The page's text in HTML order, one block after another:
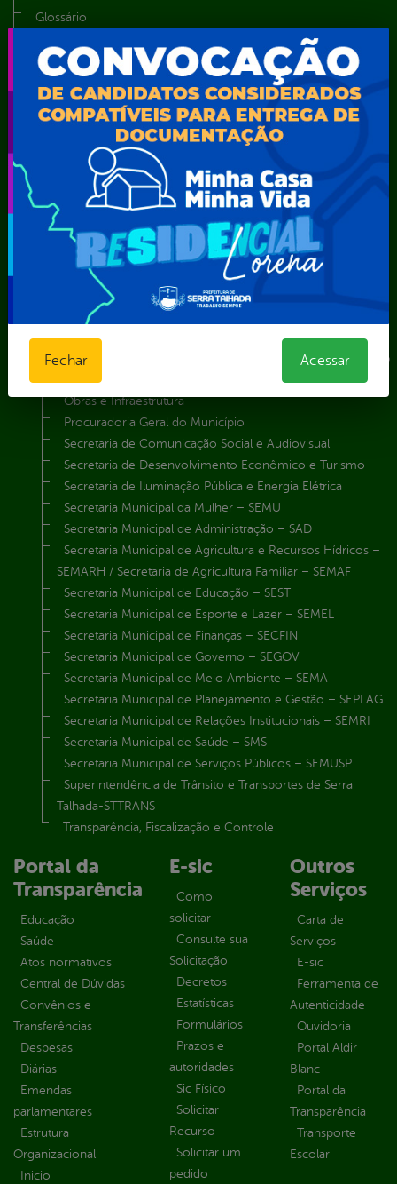
Glossário
Resultado de Exames
Telefones Úteis
TV Web
Vice-Prefeito
Secretarias
Agência Municipal de Meio Ambiente – AMMA
Assistência Social e Cidadania
Autarquia Educacional de Serra Talhada – AESET
Comando da Guarda Municipal-CGM
Diretoria da Defesa Civil
FUNDAÇÃO CULTURAL DE SERRA TALHADA
Gabinete da Prefeita
Gabinete do Vice-Prefeito
Instituto de Previdência Própria dos Servidores Públicos do
Município de Serra Talhada-IPPS
Obras e Infraestrutura
Procuradoria Geral do Município
Secretaria de Comunicação Social e Audiovisual
Secretaria de Desenvolvimento Econômico e Turismo
Secretaria de Iluminação Pública e Energia Elétrica
Secretaria Municipal da Mulher – SEMU
Secretaria Municipal de Administração – SAD
Secretaria Municipal de Agricultura e Recursos Hídricos –
SEMARH / Secretaria de Agricultura Familiar – SEMAF
Secretaria Municipal de Educação – SEST
Secretaria Municipal de Esporte e Lazer – SEMEL
Secretaria Municipal de Finanças – SECFIN
Secretaria Municipal de Governo – SEGOV
Secretaria Municipal de Meio Ambiente – SEMA
Secretaria Municipal de Planejamento e Gestão – SEPLAG
Secretaria Municipal de Relações Institucionais – SEMRI
Secretaria Municipal de Saúde – SMS
Secretaria Municipal de Serviços Públicos – SEMUSP
Superintendência de Trânsito e Transportes de Serra
Talhada-STTRANS
Transparência, Fiscalização e Controle
Portal da
Transparência
Educação
Saúde
Atos normativos
Central de Dúvidas
Convênios e
Transferências
Despesas
Diárias
Emendas
parlamentares
Estrutura
Organizacional
Inicio
E-sic
Como
solicitar
Consulte sua
Solicitação
Decretos
Estatísticas
Formulários
Prazos e
autoridades
Sic Físico
Solicitar
Recurso
Solicitar um
pedido
Outros
Serviços
Carta de
Serviços
E-sic
Ferramenta de
Autenticidade
Ouvidoria
Portal Aldir
Blanc
Portal da
Transparência
Transporte
Escolar
Fechar Acessar